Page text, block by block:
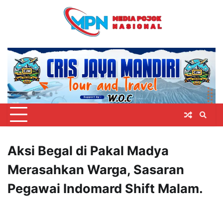
Aksi Begal di Pakal Madya
Merasahkan Warga, Sasaran
Pegawai Indomard Shift Malam.